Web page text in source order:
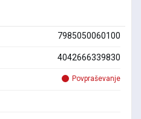
7985050060100
4042666339830
Povpraševanje